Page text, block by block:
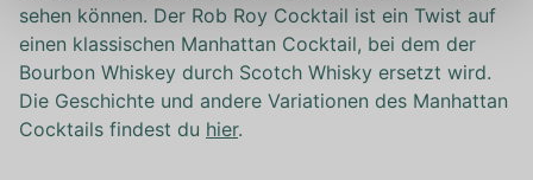
sehen können. Der Rob Roy Cocktail ist ein Twist auf
einen klassischen Manhattan Cocktail, bei dem der
Bourbon Whiskey durch Scotch Whisky ersetzt wird.
Die Geschichte und andere Variationen des Manhattan
Cocktails findest du hier.